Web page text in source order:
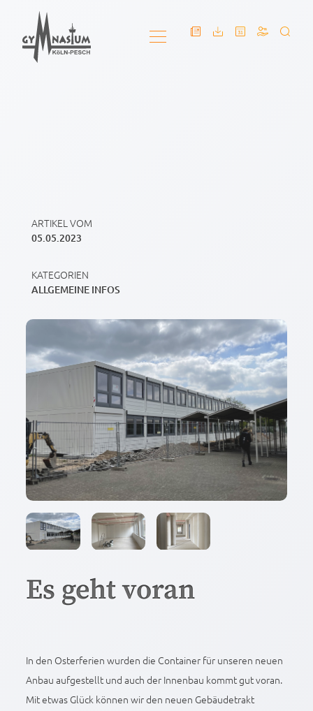
ARTIKEL VOM
05.05.2023
KATEGORIEN
ALLGEMEINE INFOS
Es geht voran
In den Osterferien wurden die Container für unseren neuen
Anbau aufgestellt und auch der Innenbau kommt gut voran.
Mit etwas Glück können wir den neuen Gebäudetrakt